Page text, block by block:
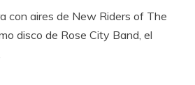
con aires de New Riders of The
disco de Rose City Band, el